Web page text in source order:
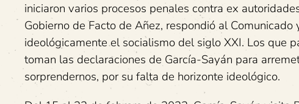
iniciaron varios procesos penales contra ex
Gobierno de Facto de Añez, respondió al
ideológicamente el socialismo del siglo XXI. Los que
toman las declaraciones de García-Sayán para
sorprendernos, por su falta de horizonte ideológico.